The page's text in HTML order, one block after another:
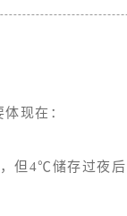
现在：
但4℃储存过夜后